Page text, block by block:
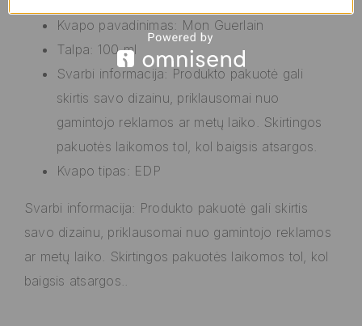
Kvapo pavadinimas: Mon Guerlain
Talpa: 100 ml
Svarbi informacija: Produkto pakuotė gali
skirtis savo dizainu, priklausomai nuo
gamintojo reklamos ar metų laiko. Skirtingos
pakuotės laikomos tol, kol baigsis atsargos.
Kvapo tipas: EDP
Svarbi informacija: Produkto pakuotė gali skirtis
savo dizainu, priklausomai nuo gamintojo reklamos
ar metų laiko. Skirtingos pakuotės laikomos tol, kol
baigsis atsargos..